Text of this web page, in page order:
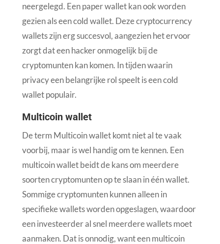
neergelegd. Een paper wallet kan ook worden
gezien als een cold wallet. Deze cryptocurrency
wallets zijn erg succesvol, aangezien het ervoor
zorgt dat een hacker onmogelijk bij de
cryptomunten kan komen. In tijden waarin
privacy een belangrijke rol speelt is een cold
wallet populair.
Multicoin wallet
De term Multicoin wallet komt niet al te vaak
voorbij, maar is wel handig om te kennen. Een
multicoin wallet beidt de kans om meerdere
soorten cryptomunten op te slaan in één wallet.
Sommige cryptomunten kunnen alleen in
specifieke wallets worden opgeslagen, waardoor
een investeerder al snel meerdere wallets moet
aanmaken. Dat is onnodig, want een multicoin